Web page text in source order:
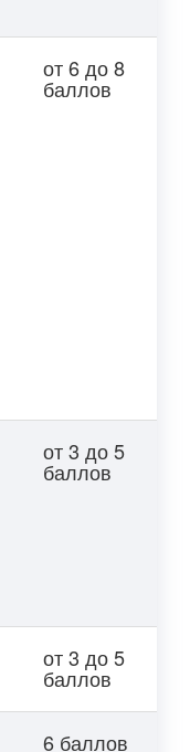
от 6 до 8
баллов
от 3 до 5
баллов
от 3 до 5
баллов
6 баллов